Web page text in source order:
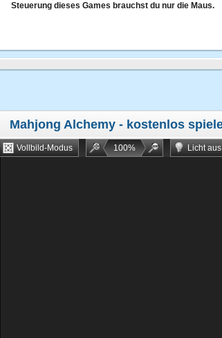
Steuerung dieses Games brauchst du nur die Maus.
Mahjong Alchemy - kostenlos
Vollbild-Modus 100% Licht aus